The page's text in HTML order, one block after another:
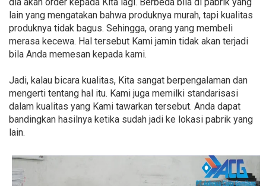
lain yang mengatakan bahwa produknya murah, tapi kualitas
produknya tidak bagus. Sehingga, orang yang membeli
merasa kecewa. Hal tersebut Kami jamin tidak akan terjadi
bila Anda memesan kepada kami.
Jadi, kalau bicara kualitas, Kita sangat berpengalaman dan
mengerti tentang hal itu. Kami juga memilki standarisasi
dalam kualitas yang Kami tawarkan tersebut. Anda dapat
bandingkan hasilnya ketika sudah jadi ke lokasi pabrik yang
lain.